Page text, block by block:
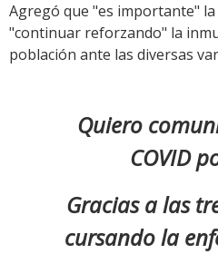
Agregó que "es importante"
"continuar reforzando" la
población ante las diversas
Quiero
COVID
Gracias a las
cursando la